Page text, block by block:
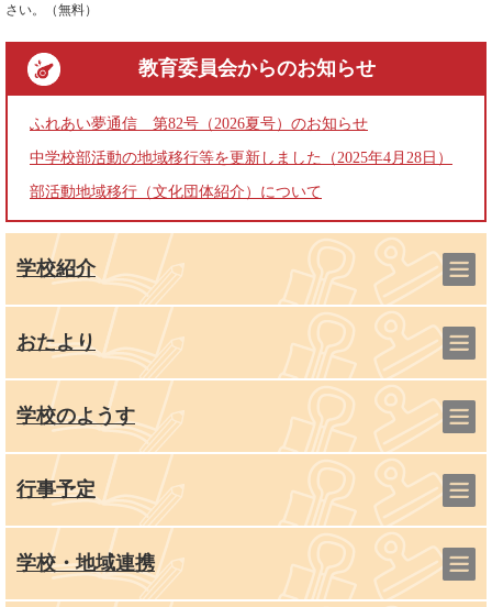
さい。（無料）
教育委員会からのお知らせ
ふれあい夢通信 第82号（2026夏号）のお知らせ
中学校部活動の地域移行等を更新しました（2025年4月28日）
部活動地域移行（文化団体紹介）について
学校紹介
おたより
学校のようす
行事予定
学校・地域連携